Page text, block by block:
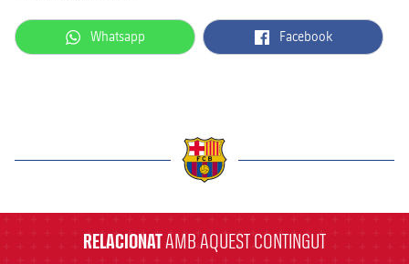
label.aria.whatsapp
Whatsapp label.aria.facebook
Facebook
RELACIONATAMB AQUEST CONTINGUT